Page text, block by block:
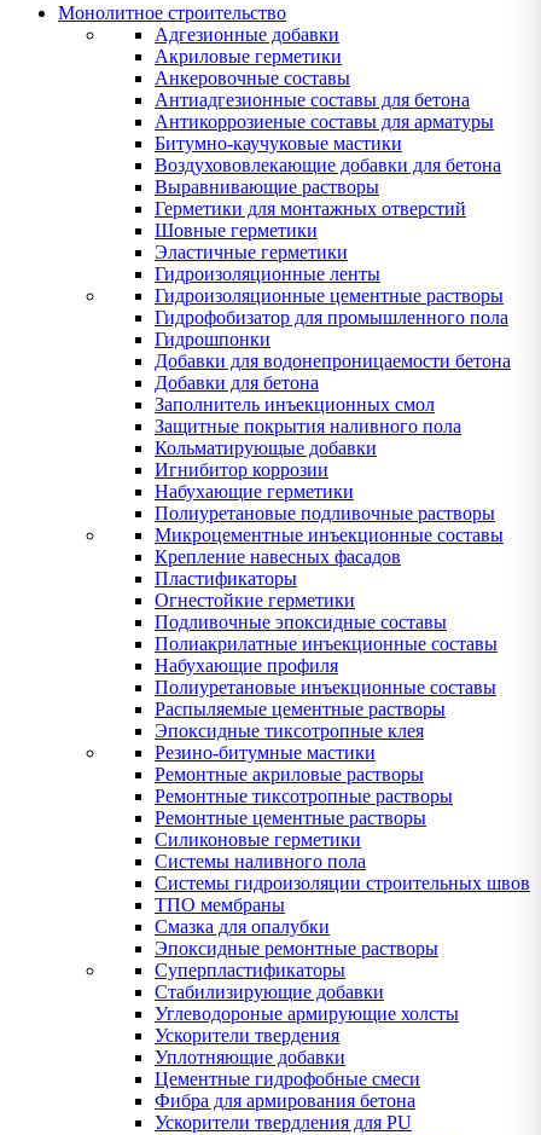
Монолитное строительство
Адгезионные добавки
Акриловые герметики
Анкеровочные составы
Антиадгезионные составы для бетона
Антикоррозиеные составы для арматуры
Битумно-каучуковые мастики
Воздухововлекающие добавки для бетона
Выравнивающие растворы
Герметики для монтажных отверстий
Шовные герметики
Эластичные герметики
Гидроизоляционные ленты
Гидроизоляционные цементные растворы
Гидрофобизатор для промышленного пола
Гидрошпонки
Добавки для водонепроницаемости бетона
Добавки для бетона
Заполнитель инъекционных смол
Защитные покрытия наливного пола
Кольматирующые добавки
Игнибитор коррозии
Набухающие герметики
Полиуретановые подливочные растворы
Микроцементные инъекционные составы
Крепление навесных фасадов
Пластификаторы
Огнестойкие герметики
Подливочные эпоксидные составы
Полиакрилатные инъекционные составы
Набухающие профиля
Полиуретановые инъекционные составы
Распыляемые цементные растворы
Эпоксидные тиксотропные клея
Резино-битумные мастики
Ремонтные акриловые растворы
Ремонтные тиксотропные растворы
Ремонтные цементные растворы
Силиконовые герметики
Системы наливного пола
Системы гидроизоляции строительных швов
ТПО мембраны
Смазка для опалубки
Эпоксидные ремонтные растворы
Суперпластификаторы
Стабилизирующие добавки
Углеводороные армирующие холсты
Ускорители твердения
Уплотняющие добавки
Цементные гидрофобные смеси
Фибра для армирования бетона
Ускорители твердления для PU